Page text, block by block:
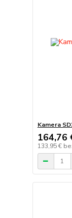
Kamera
164,76
133,95 €